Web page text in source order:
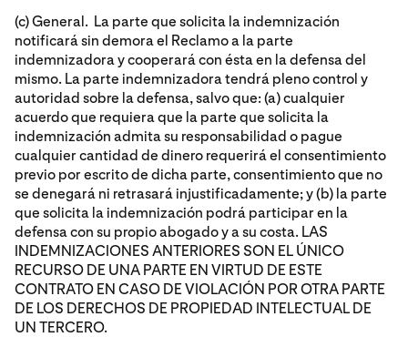
(c) General. La parte que solicita la indemnización
notificará sin demora el Reclamo a la parte
indemnizadora y cooperará con ésta en la defensa del
mismo. La parte indemnizadora tendrá pleno control y
autoridad sobre la defensa, salvo que: (a) cualquier
acuerdo que requiera que la parte que solicita la
indemnización admita su responsabilidad o pague
cualquier cantidad de dinero requerirá el consentimiento
previo por escrito de dicha parte, consentimiento que no
se denegará ni retrasará injustificadamente; y (b) la parte
que solicita la indemnización podrá participar en la
defensa con su propio abogado y a su costa. LAS
INDEMNIZACIONES ANTERIORES SON EL ÚNICO
RECURSO DE UNA PARTE EN VIRTUD DE ESTE
CONTRATO EN CASO DE VIOLACIÓN POR OTRA PARTE
DE LOS DERECHOS DE PROPIEDAD INTELECTUAL DE
UN TERCERO.